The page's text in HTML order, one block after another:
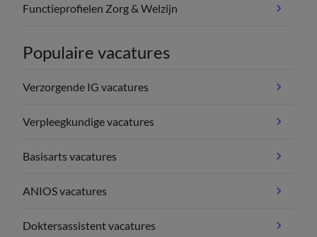
Functieprofielen Zorg & Welzijn
Populaire vacatures
Verzorgende IG vacatures
Verpleegkundige vacatures
Basisarts vacatures
ANIOS vacatures
Doktersassistent vacatures